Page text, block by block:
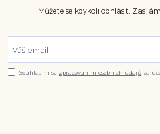
Můžete se kdykoli odhlásit.
Souhlasím se zpracováním osobních údajů za